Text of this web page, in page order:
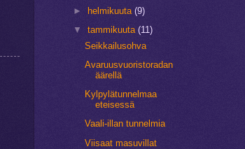
►
helmikuuta(9)
▼tammikuuta(11)
Seikkailusohva
Avaruusvuoristoradan
äärellä
Kylpylätunnelmaa
eteisessä
Vaali-illan tunnelmia
Viisaat masuvillat